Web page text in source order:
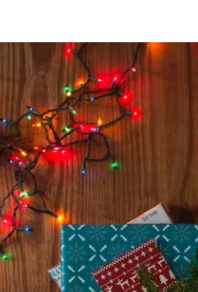
加入追蹤